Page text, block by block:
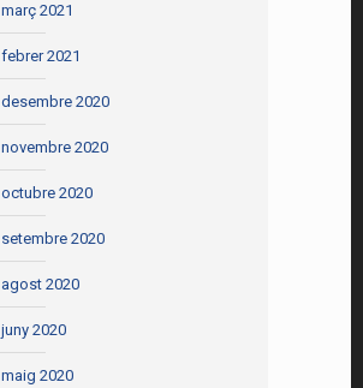
març 2021
febrer 2021
desembre 2020
novembre 2020
octubre 2020
setembre 2020
agost 2020
juny 2020
maig 2020